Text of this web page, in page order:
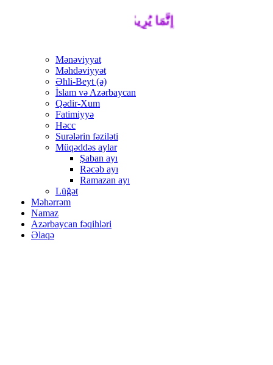
إِنَّمَا يُرِيدُ اللَّهُ لِيُذْهِبَ عَنْكُمُ
Mənəviyyat
Məhdəviyyət
Əhli-Beyt (ə)
İslam və Azərbaycan
Qədir-Xum
Fatimiyyə
Həcc
Surələrin fəziləti
Müqəddəs aylar
Şaban ayı
Rəcəb ayı
Ramazan ayı
Lüğət
Məhərrəm
Namaz
Azərbaycan fəqihləri
Əlaqə